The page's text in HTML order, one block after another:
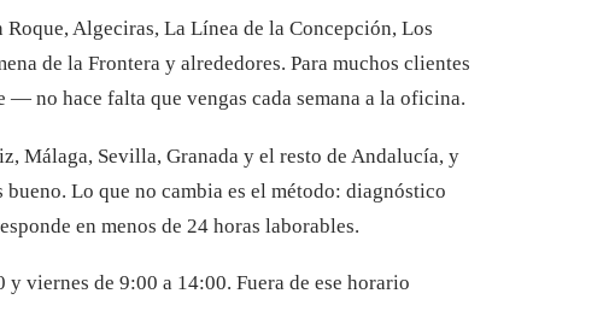
Algeciras, La Línea de la Concepción, Los
de la Frontera y alrededores. Para muchos clientes
no hace falta que vengas cada semana a la oficina.
Málaga, Sevilla, Granada y el resto de Andalucía, y
Lo que no cambia es el método: diagnóstico
en menos de 24 horas laborables.
viernes de 9:00 a 14:00. Fuera de ese horario